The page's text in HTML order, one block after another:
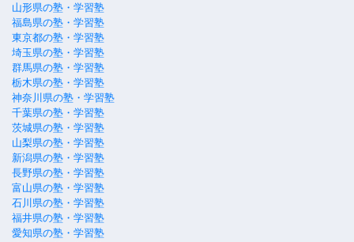
山形県の塾・学習塾
福島県の塾・学習塾
東京都の塾・学習塾
埼玉県の塾・学習塾
群馬県の塾・学習塾
栃木県の塾・学習塾
神奈川県の塾・学習塾
千葉県の塾・学習塾
茨城県の塾・学習塾
山梨県の塾・学習塾
新潟県の塾・学習塾
長野県の塾・学習塾
富山県の塾・学習塾
石川県の塾・学習塾
福井県の塾・学習塾
愛知県の塾・学習塾